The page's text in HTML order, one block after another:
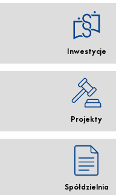
Inwestycje
Projekty
Spółdzielnia